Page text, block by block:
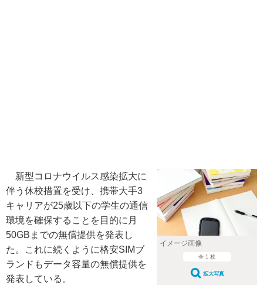
イメージ画像
全 1 枚
拡大写真
新型コロナウイルス感染拡大に
伴う休校措置を受け、携帯大手3
キャリアが25歳以下の学生の通信
環境を確保することを目的に月
50GBまでの無償提供を発表し
た。これに続くように格安SIMブ
ランドもデータ容量の無償提供を
発表している。